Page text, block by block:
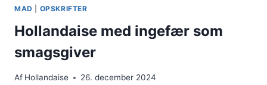
MAD OPSKRIFTER
Hollandaise med ingefær som
smagsgiver
Af Hollandaise 26. december 2024